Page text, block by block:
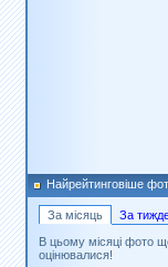
Найрейтинговіше
За місяць
За
В цьому місяці фото
оцінювалися!